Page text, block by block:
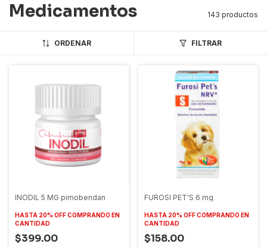
Medicamentos 143 productos
ORDENAR FILTRAR
INODIL 5 MG pimobendan
HASTA 20% OFFCOMPRANDO EN
CANTIDAD
$399.00
FUROSI PET'S 6 mg
HASTA 20% OFF COMPRANDO EN
CANTIDAD
$158.00